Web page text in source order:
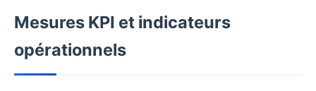
Mesures KPI et indicateurs
opérationnels